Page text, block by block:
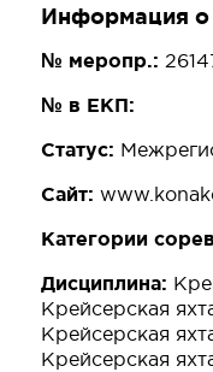
Информация о
№ меропр.:
№ в ЕКП:
Статус:
Сайт:
Категории
Дисциплина:
Крейсерская
Крейсерская
Крейсерская